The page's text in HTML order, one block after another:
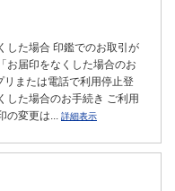
した場合 印鑑でのお取引が
お届印をなくした場合のお
または電話で利用停止登
した場合のお手続き ご利用
の変更は... 詳細表示